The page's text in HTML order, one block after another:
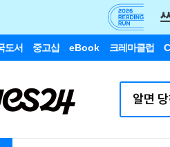
도서 중고샵 eBook 크레마클럽